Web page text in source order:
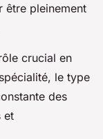
être pleinement
crucial en
le type
des
et